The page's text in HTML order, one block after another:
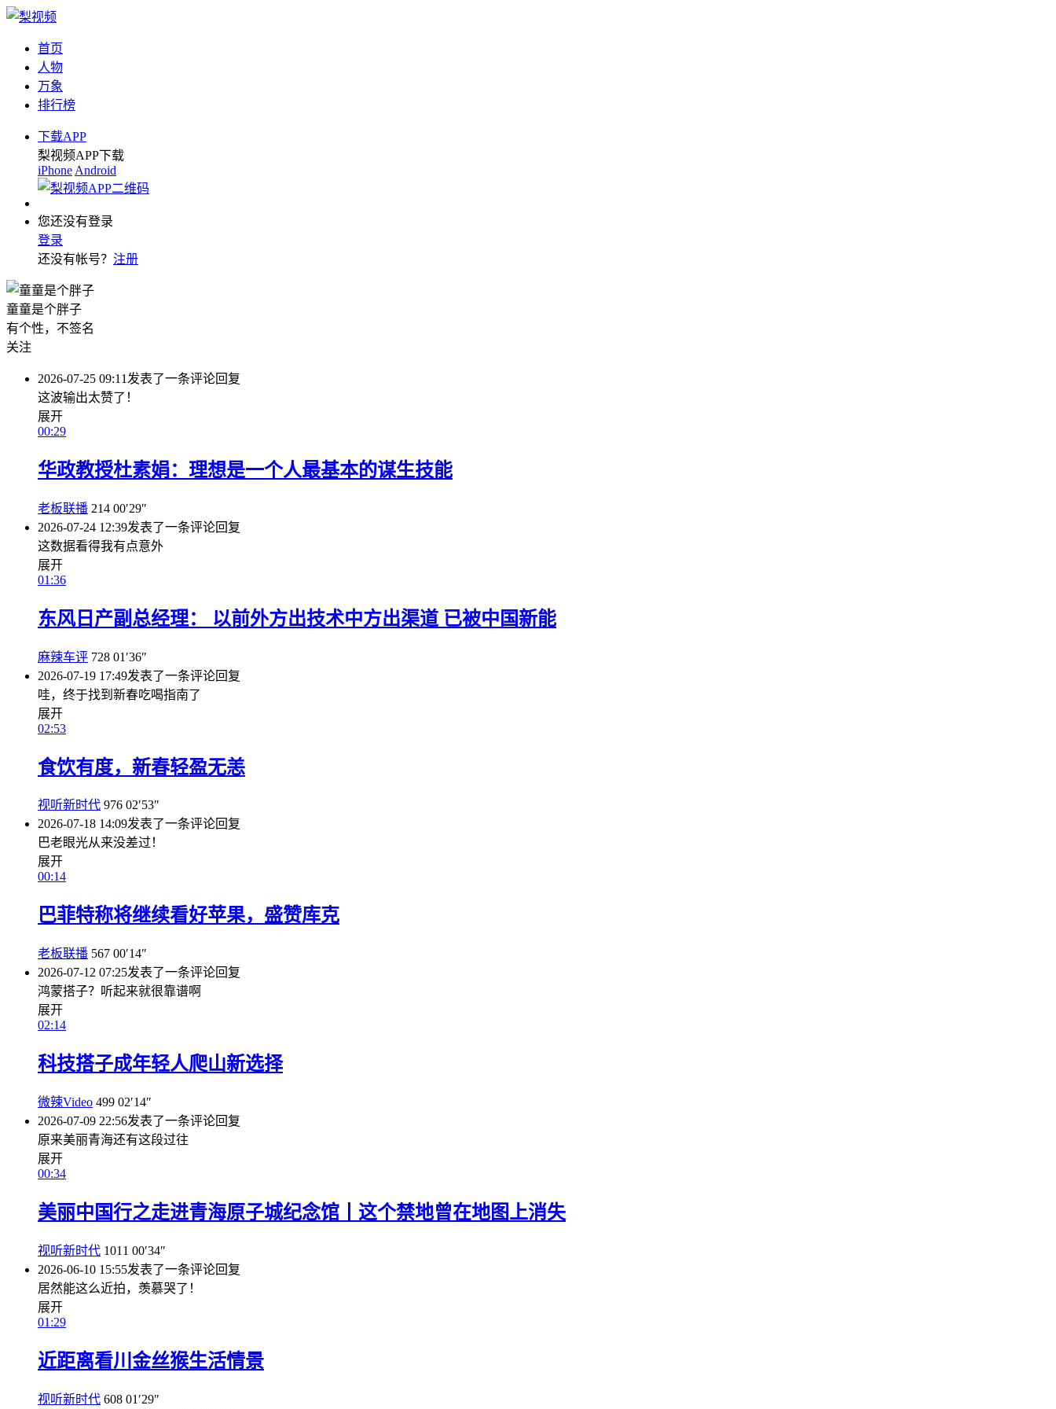
首页
人物
万象
排行榜
下载APP
梨视频APP下载
iPhone Android
您还没有登录
登录
还没有帐号？ 注册
童童是个胖子
有个性，不签名
关注
2026-07-25 09:11 发表了一条评论回复
这波输出太赞了！
展开
00:29
华政教授杜素娟：理想是一个人最基本的谋生技能
老板联播 214 00′29″
2026-07-24 12:39发表了一条评论回复
这数据看得我有点意外
展开
01:36
东风日产副总经理： 以前外方出技术中方出渠道 已被中国新能
麻辣车评 728 01′36″
2026-07-19 17:49发表了一条评论回复
哇，终于找到新春吃喝指南了
展开
02:53
食饮有度，新春轻盈无恙
视听新时代 976 02′53″
2026-07-18 14:09发表了一条评论回复
巴老眼光从来没差过！
展开
00:14
巴菲特称将继续看好苹果，盛赞库克
老板联播 567 00′14″
2026-07-12 07:25发表了一条评论回复
鸿蒙搭子？听起来就很靠谱啊
展开
02:14
科技搭子成年轻人爬山新选择
微辣Video 499 02′14″
2026-07-09 22:56发表了一条评论回复
原来美丽青海还有这段过往
展开
00:34
美丽中国行之走进青海原子城纪念馆丨这个禁地曾在地图上消失
视听新时代 1011 00′34″
2026-06-10 15:55发表了一条评论回复
居然能这么近拍，羡慕哭了！
展开
01:29
近距离看川金丝猴生活情景
视听新时代 608 01′29″